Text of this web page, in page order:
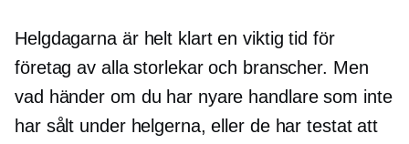
Helgdagarna är helt klart en viktig tid för
företag av alla storlekar och branscher. Men
vad händer om du har nyare handlare som inte
har sålt under helgerna, eller de har testat att